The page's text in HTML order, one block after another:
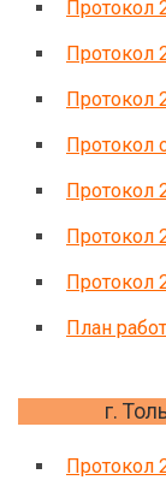
Протокол
Протокол
Протокол
Протокол
Протокол
Протокол
Протокол
План
г.
Протокол